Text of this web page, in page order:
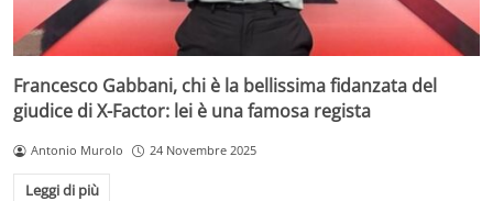
Francesco Gabbani, chi è la bellissima fidanzata del
giudice di X-Factor: lei è una famosa regista
Antonio Murolo 24 Novembre 2025
Leggi di più